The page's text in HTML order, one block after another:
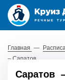
Главная —
– Саратов
Саратов